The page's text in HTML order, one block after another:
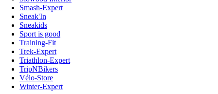
Smash-Expert
Sneak'In
Sneakids
Sport is good
Training-Fit
Trek-Expert
Triathlon-Expert
TripNBikers
Vélo-Store
Winter-Expert